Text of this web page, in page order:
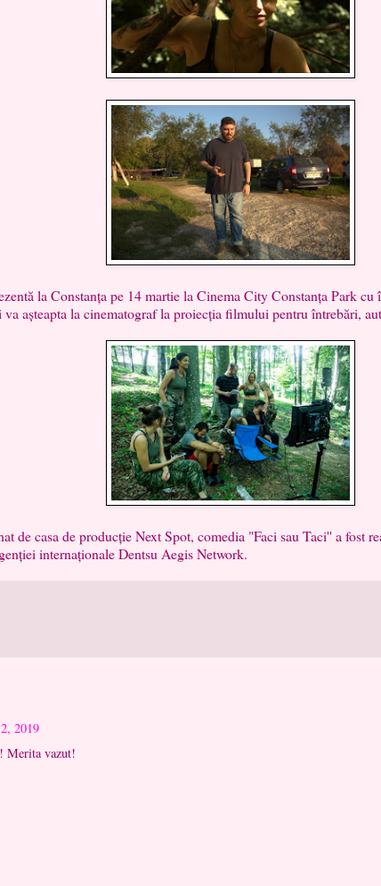
Constanța pe 14 martie la Cinema City Constanța Park cu
așteapta la cinematograf la proiecția filmului pentru întrebări,
de producție Next Spot, comedia "Faci sau Taci'' a fost
internaționale Dentsu Aegis Network.
2019
Merita vazut!